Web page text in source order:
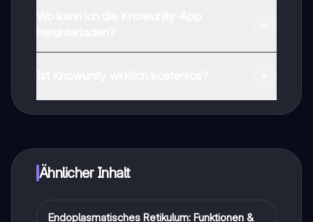
Ähnlicher Inhalt
Biologie
Endoplasmatisches Retikulum: Funktionen &